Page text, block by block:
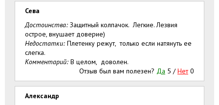
Сева
Достоинства: Защитный колпачок. Легкие. Лезвия
острое, внушает доверие)
Недостатки: Плетенку режут, только если натянуть ее
слегка.
Комментарий: В целом, доволен.
Отзыв был вам полезен? Да 5 /Нет 0
Александр